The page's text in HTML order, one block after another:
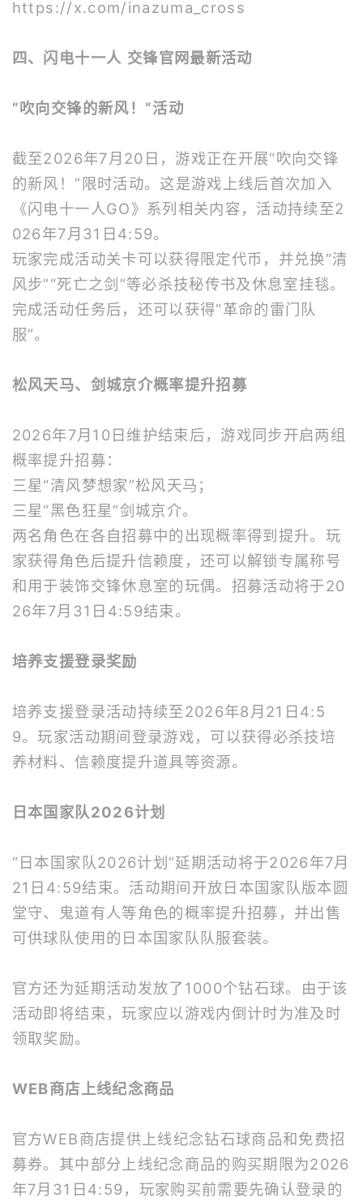
https://x.com/inazuma_cross
四、闪电十一人 交锋官网最新活动
“吹向交锋的新风！”活动
截至2026年7月20日，游戏正在开展“吹向交锋
的新风！”限时活动。这是游戏上线后首次加入
《闪电十一人GO》系列相关内容，活动持续至2
026年7月31日4:59。
玩家完成活动关卡可以获得限定代币，并兑换“清
风步”“死亡之剑”等必杀技秘传书及休息室挂毯。
完成活动任务后，还可以获得“革命的雷门队
服”。
松风天马、剑城京介概率提升招募
2026年7月10日维护结束后，游戏同步开启两组
概率提升招募：
三星“清风梦想家”松风天马；
三星“黑色狂星”剑城京介。
两名角色在各自招募中的出现概率得到提升。玩
家获得角色后提升信赖度，还可以解锁专属称号
和用于装饰交锋休息室的玩偶。招募活动将于20
26年7月31日4:59结束。
培养支援登录奖励
培养支援登录活动持续至2026年8月21日4:5
9。玩家活动期间登录游戏，可以获得必杀技培
养材料、信赖度提升道具等资源。
日本国家队2026计划
“日本国家队2026计划”延期活动将于2026年7月
21日4:59结束。活动期间开放日本国家队版本圆
堂守、鬼道有人等角色的概率提升招募，并出售
可供球队使用的日本国家队队服套装。
官方还为延期活动发放了1000个钻石球。由于该
活动即将结束，玩家应以游戏内倒计时为准及时
领取奖励。
WEB商店上线纪念商品
官方WEB商店提供上线纪念钻石球商品和免费招
募券。其中部分上线纪念商品的购买期限为2026
年7月31日4:59，玩家购买前需要先确认登录的